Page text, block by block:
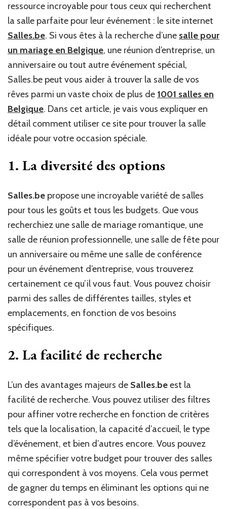
ressource incroyable pour tous ceux qui recherchent
la salle parfaite pour leur événement : le site internet
Salles.be. Si vous êtes à la recherche d’une salle pour
un mariage en Belgique, une réunion d’entreprise, un
anniversaire ou tout autre événement spécial,
Salles.be peut vous aider à trouver la salle de vos
rêves parmi un vaste choix de plus de 1001 salles en
Belgique. Dans cet article, je vais vous expliquer en
détail comment utiliser ce site pour trouver la salle
idéale pour votre occasion spéciale.
1. La diversité des options
Salles.be propose une incroyable variété de salles
pour tous les goûts et tous les budgets. Que vous
recherchiez une salle de mariage romantique, une
salle de réunion professionnelle, une salle de fête pour
un anniversaire ou même une salle de conférence
pour un événement d’entreprise, vous trouverez
certainement ce qu’il vous faut. Vous pouvez choisir
parmi des salles de différentes tailles, styles et
emplacements, en fonction de vos besoins
spécifiques.
2. La facilité de recherche
L’un des avantages majeurs de Salles.beest la
facilité de recherche. Vous pouvez utiliser des filtres
pour affiner votre recherche en fonction de critères
tels que la localisation, la capacité d’accueil, le type
d’événement, et bien d’autres encore. Vous pouvez
même spécifier votre budget pour trouver des salles
qui correspondent à vos moyens. Cela vous permet
de gagner du temps en éliminant les options qui ne
correspondent pas à vos besoins.